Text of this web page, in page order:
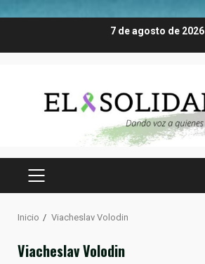
7 de agosto de 2026
MENÚ
Inicio Viacheslav Volodin
Viacheslav Volodin